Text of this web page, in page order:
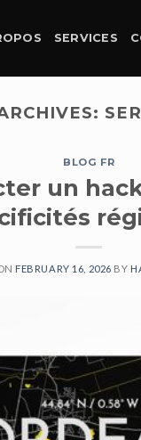
SERVICES
BLOG FR
un
FEBRUARY 16, 2026 BY